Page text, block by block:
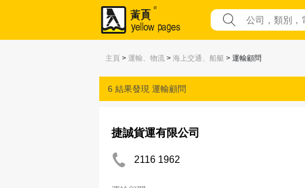
主頁 > 運輸、物流 > 海上交通、船艇 > 運輸顧問
6 結果發現 運輸顧問
捷誠貨運有限公司
2116 1962